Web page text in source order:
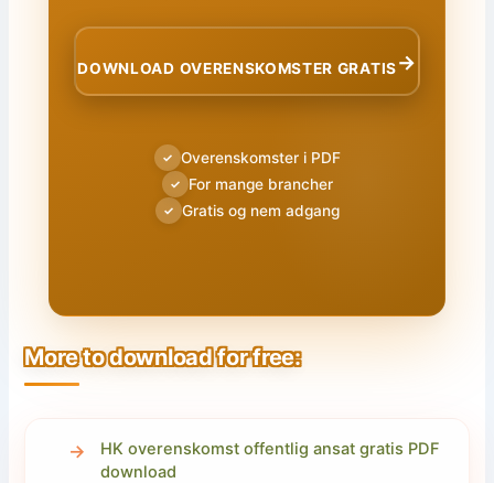
DOWNLOAD OVERENSKOMSTER GRATIS→
✓ Overenskomster i PDF
✓ For mange brancher
✓ Gratis og nem adgang
More to download for free:
HK overenskomst offentlig ansat gratis PDF
download